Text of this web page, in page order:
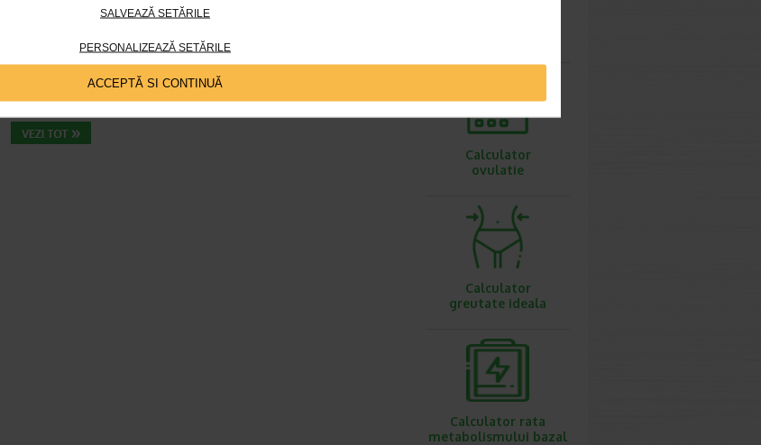
SALVEAZĂ SETĂRILE
PERSONALIZEAZĂ SETĂRILE
ACCEPTĂ SI CONTINUĂ
Boli ale sistemului digestiv
6 minute, 3 secunde
Disconfortul abdominal este una dintre cele mai frecvente probleme digestive
intalnite la adulti si copii. Printre manifestarile care pot afecta semnificativ
Calculator
ovulatie
Calculator
greutate ideala
Calculator rata
metabolismului bazal